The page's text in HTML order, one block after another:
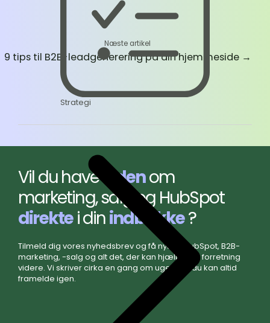
Strategi
Næste artikel
9 tips til B2B-leadgenerering på din hjemmeside →
Vil du havevidenom
marketing, salg og HubSpot
direktei dinindbakke?
Tilmeld dig vores nyhedsbrev og få nyt fra HubSpot, B2B-
marketing, -salg og alt det, der kan hjælpe din forretning
videre. Vi skriver cirka en gang om ugen, og du kan altid
framelde igen.